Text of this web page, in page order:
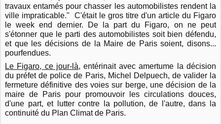
travaux entamés pour chasser les automobilistes rendent la
ville impraticable." C'était le gros titre d'un article du Figaro
le week end dernier. De la part du Figaro, on ne peut
s'étonner que le parti des automobilistes soit bien défendu,
et que les décisions de la Maire de Paris soient, disons...
pourfendues.
Le Figaro, ce jour-là, entérinait avec amertume la décision
du préfet de police de Paris, Michel Delpuech, de valider la
fermeture définitive des voies sur berge, une décision de la
maire de Paris pour promouvoir les circulations douces,
d'une part, et lutter contre la pollution, de l'autre, dans la
continuité du Plan Climat de Paris.